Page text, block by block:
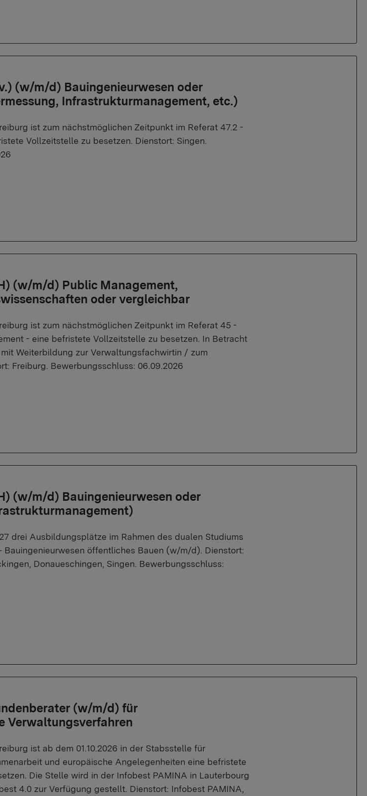
(w/m/d) Bauingenieurwesen oder
Infrastrukturmanagement, etc.)
ist zum nächstmöglichen Zeitpunkt im Referat 47.2 -
Vollzeitstelle zu besetzen. Dienstort: Singen.
(w/m/d) Public Management,
oder vergleichbar
ist zum nächstmöglichen Zeitpunkt im Referat 45 -
- eine befristete Vollzeitstelle zu besetzen. In Betracht
Weiterbildung zur Verwaltungsfachwirtin / zum
Freiburg. Bewerbungsschluss: 06.09.2026
(w/m/d) Bauingenieurwesen oder
drei Ausbildungsplätze im Rahmen des dualen Studiums
Bauingenieurwesen öffentliches Bauen (w/m/d). Dienstort:
Donaueschingen, Singen. Bewerbungsschluss:
(w/m/d) für
Verwaltungsverfahren
ist ab dem 01.10.2026 in der Stabsstelle für
und europäische Angelegenheiten eine befristete
Die Stelle wird in der Infobest PAMINA in Lauterbourg
4.0 zur Verfügung gestellt. Dienstort: Infobest PAMINA,